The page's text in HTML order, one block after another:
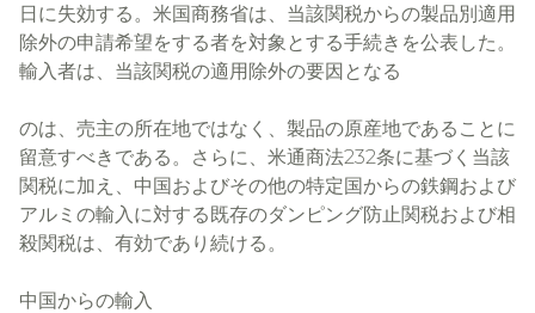
日に失効する。米国商務省は、当該関税からの製品別適用
除外の申請希望をする者を対象とする手続きを公表した。
輸入者は、当該関税の適用除外の要因となる
のは、売主の所在地ではなく、製品の原産地であることに
留意すべきである。さらに、米通商法232条に基づく当該
関税に加え、中国およびその他の特定国からの鉄鋼および
アルミの輸入に対する既存のダンピング防止関税および相
殺関税は、有効であり続ける。
中国からの輸入